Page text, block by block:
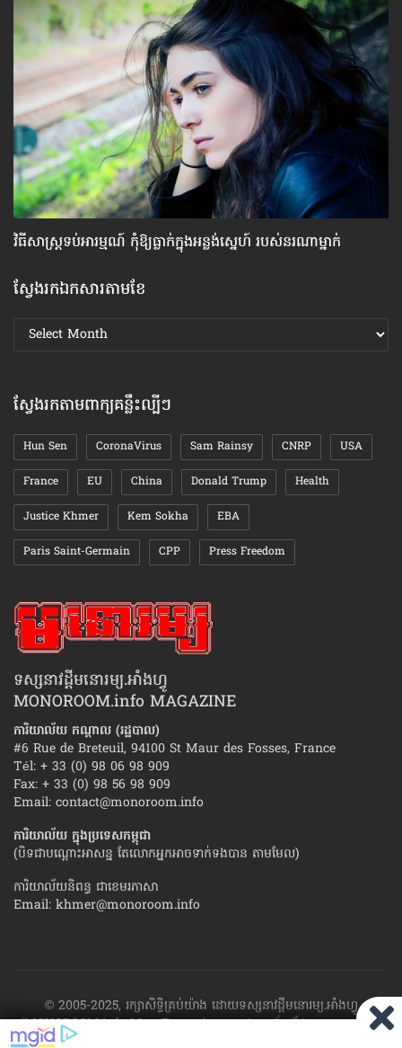
វិធីសាស្រ្ត​ទប់​អារម្មណ៍ កុំឱ្យធ្លាក់​ក្នុងអន្លង់ស្នេហ៍ របស់​នរណា​ម្នាក់
ស្វែងរកឯកសារតាមខែ
ស្វែងរក
ឯកសារ
ស្វែងរកតាមពាក្យគន្លឹះល្បីៗ
Hun Sen CoronaVirus Sam Rainsy CNRP USA
France EU China Donald Trump Health
Justice Khmer Kem Sokha EBA
Paris Saint-Germain CPP Press Freedom
ទស្សនាវដ្ដីមនោរម្យ.អាំងហ្វូ
MONOROOM.info MAGAZINE
ការិយាល័យ កណ្ដាល (រដ្ឋបាល)
#6 Rue de Breteuil, 94100 St Maur des Fosses, France
Tél: + 33 (0) 98 06 98 909
Fax: + 33 (0) 98 56 98 909
Email: contact@monoroom.info
ការិយាល័យ ក្នុង​ប្រទេស​កម្ពុជា
(បិទជាបណ្ដោះអាសន្ន តែលោកអ្នកអាចទាក់ទងបាន តាមមែល)
ការិយាល័យនិពន្ធ ជាខេមរភាសា
Email: khmer@monoroom.info
© 2005-2025, រក្សាសិទ្ធិគ្រប់យ៉ាង ដោយទស្សនាវដ្ដី​មនោរម្យ.អាំងហ្វូ
(MONOROOM.info Mag France)។ ហាម​ដក​ស្រង់​នូវ​ផ្នែក​ណា​មួយ​ ឬ​ផ្នែក​
ទាំង​អស់ ​នៃ​ការ​ផ្សាយ​របស់​ទស្សនាវដ្ដី​​មនោរម្យ.អាំងហ្វូ យក​ទៅ​​បោះពុម្ព នៅ